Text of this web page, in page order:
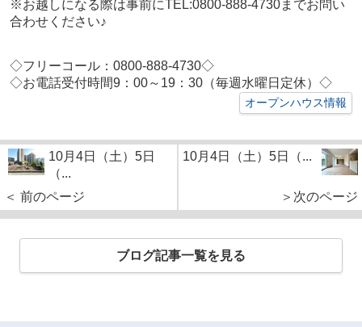
※お越しになる際は事前にTEL:0800-888-4730までお問い
合わせください♪
◇フリーコール：0800-888-4730◇
◇お電話受付時間9：00～19：30（毎週水曜日定休）◇
オープンハウス情報
10月4日（土）5日
（...
＜ 前のページ
10月4日（土）5日（...
＞次のページ
ブログ記事一覧を見る